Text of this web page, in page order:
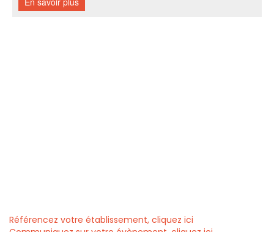
Référencez votre établissement, cliquez ici